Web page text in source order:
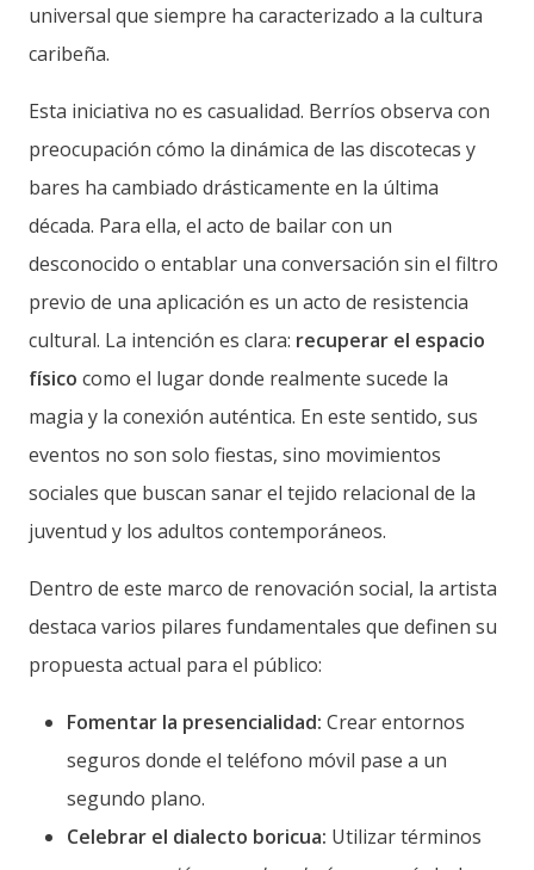
universal que siempre ha caracterizado a la cultura
caribeña.
Esta iniciativa no es casualidad. Berríos observa con
preocupación cómo la dinámica de las discotecas y
bares ha cambiado drásticamente en la última
década. Para ella, el acto de bailar con un
desconocido o entablar una conversación sin el filtro
previo de una aplicación es un acto de resistencia
cultural. La intención es clara: recuperar el espacio
físico como el lugar donde realmente sucede la
magia y la conexión auténtica. En este sentido, sus
eventos no son solo fiestas, sino movimientos
sociales que buscan sanar el tejido relacional de la
juventud y los adultos contemporáneos.
Dentro de este marco de renovación social, la artista
destaca varios pilares fundamentales que definen su
propuesta actual para el público:
Fomentar la presencialidad: Crear entornos
seguros donde el teléfono móvil pase a un
segundo plano.
Celebrar el dialecto boricua: Utilizar términos